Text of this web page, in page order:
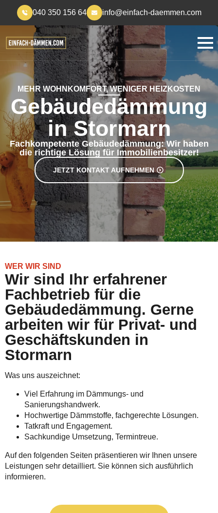
040 350 156 64 info@einfach-daemmen.com
MEHR WOHNKOMFORT, WENIGER HEIZKOSTEN
Gebäudedämmung
in Stormarn
Fachkompetente Gebäudedämmung: Wir haben
die richtige Lösung für Immobilienbesitzer!
JETZT KONTAKT AUFNEHMEN
WER WIR SIND
Wir sind Ihr erfahrener
Fachbetrieb für die
Gebäudedämmung. Gerne
arbeiten wir für Privat- und
Geschäftskunden in
Stormarn
Was uns auszeichnet:
Viel Erfahrung im Dämmungs- und
Sanierungshandwerk.
Hochwertige Dämmstoffe, fachgerechte Lösungen.
Tatkraft und Engagement.
Sachkundige Umsetzung, Termintreue.
Auf den folgenden Seiten präsentieren wir Ihnen unsere
Leistungen sehr detailliert. Sie können sich ausführlich
informieren.